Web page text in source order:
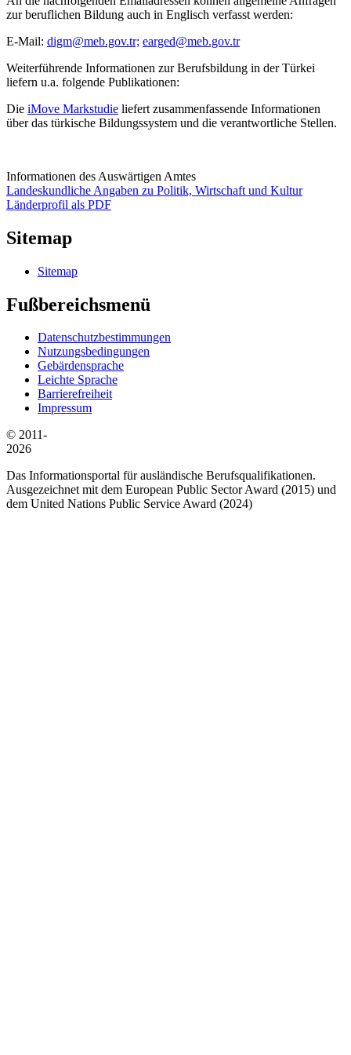
zur beruflichen Bildung auch in Englisch verfasst werden:
E-Mail: digm@meb.gov.tr; earged@meb.gov.tr
Weiterführende Informationen zur Berufsbildung in der Türkei
liefern u.a. folgende Publikationen:
Die iMove Markstudie liefert zusammenfassende Informationen
über das türkische Bildungssystem und die verantwortliche Stellen.
Informationen des Auswärtigen Amtes
Landeskundliche Angaben zu Politik, Wirtschaft und Kultur
Länderprofil als PDF
Sitemap
Sitemap
Fußbereichsmenü
Datenschutzbestimmungen
Nutzungsbedingungen
Gebärdensprache
Leichte Sprache
Barrierefreiheit
Impressum
© 2011-
2026
Das Informationsportal für ausländische Berufsqualifikationen.
Ausgezeichnet mit dem European Public Sector Award (2015) und
dem United Nations Public Service Award (2024)